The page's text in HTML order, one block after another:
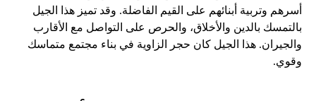
أسرهم وتربية أبنائهم على القيم الفاضلة. وقد تميز هذا الجيل
بالتمسك بالدين والأخلاق، والحرص على التواصل مع الأقارب
والجيران. هذا الجيل كان حجر الزاوية في بناء مجتمع متماسك
وقوي.